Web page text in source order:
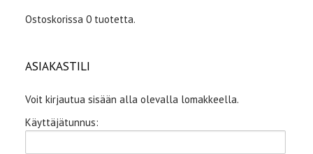
Ostoskorissa 0 tuotetta.
ASIAKASTILI
Voit kirjautua sisään alla olevalla lomakkeella.
Käyttäjätunnus: